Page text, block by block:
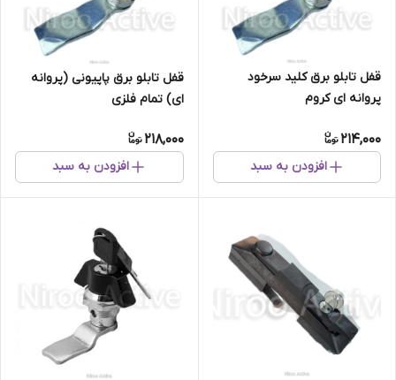
قفل تابلو برق کلید سرخود
پروانه ای کروم
214,000
افزودن به سبد
قفل تابلو برق پاپیونی (پروانه
ای) تمام فلزی
218,000
افزودن به سبد